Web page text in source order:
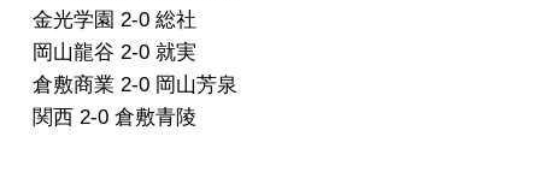
金光学園 2-0 総社
岡山龍谷 2-0 就実
倉敷商業 2-0 岡山芳泉
関西 2-0 倉敷青陵